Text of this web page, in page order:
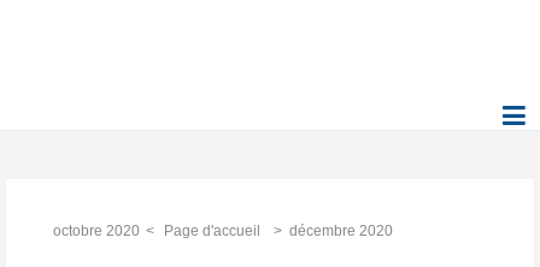
octobre 2020 Page d'accueil décembre 2020